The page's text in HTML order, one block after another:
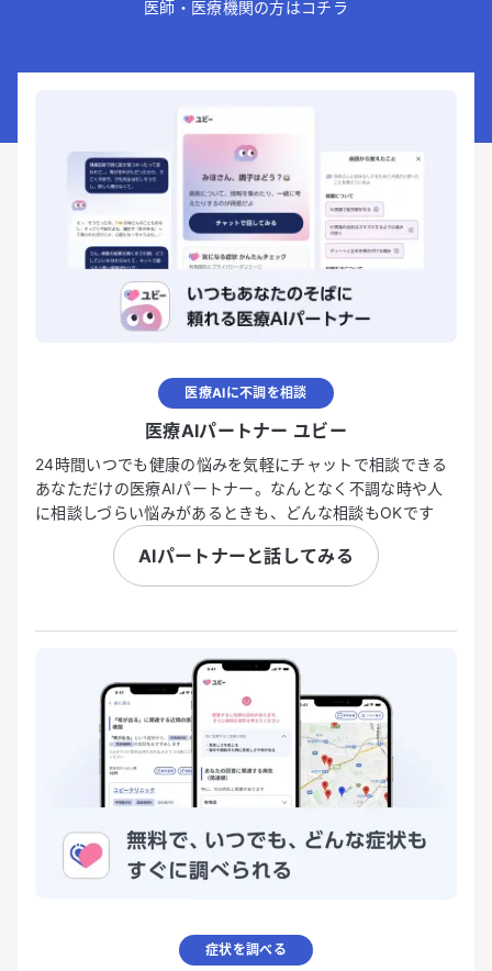
医師・医療機関の方はコチラ
医療AIに不調を相談
医療AIパートナー ユビー
24時間いつでも健康の悩みを気軽にチャットで相談できる
あなただけの医療AIパートナー。なんとなく不調な時や人
に相談しづらい悩みがあるときも、どんな相談もOKです
AIパートナーと話してみる
症状を調べる